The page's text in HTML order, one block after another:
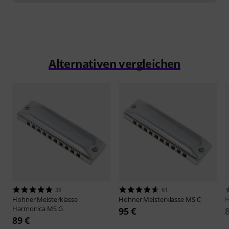
Alternativen vergleichen
35
HohnerMeisterklasse
Harmonica MS G
89 €
61
HohnerMeisterklasse MS C
95 €